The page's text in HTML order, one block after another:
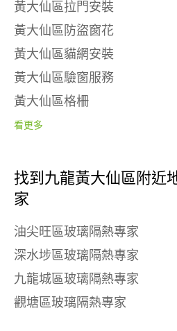
黃大仙區拉門安裝
黃大仙區防盜窗花
黃大仙區貓網安裝
黃大仙區驗窗服務
黃大仙區格柵
看更多
找到九龍黃大仙區附近
家
油尖旺區玻璃隔熱專家
深水埗區玻璃隔熱專家
九龍城區玻璃隔熱專家
觀塘區玻璃隔熱專家